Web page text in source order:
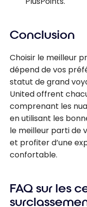
Conclusion
Choisir le meilleur
dépend de vos
statut de grand
United offrent
comprenant les
en utilisant les
le meilleur parti de
et profiter d’une
confortable.
FAQ sur les